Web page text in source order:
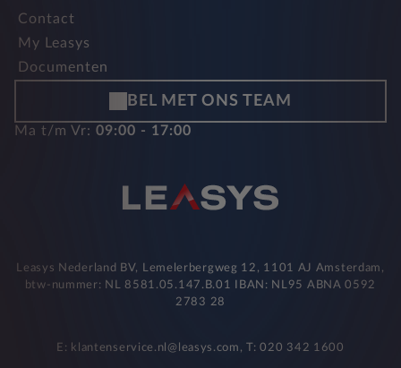
Contact
My Leasys
Documenten
BEL MET ONS TEAM
Ma t/m Vr: 09:00 - 17:00
Leasys Nederland BV, Lemelerbergweg 12, 1101 AJ Amsterdam,
btw-nummer: NL 8581.05.147.B.01 IBAN: NL95 ABNA 0592
2783 28
E: klantenservice.nl@leasys.com, T: 020 342 1600